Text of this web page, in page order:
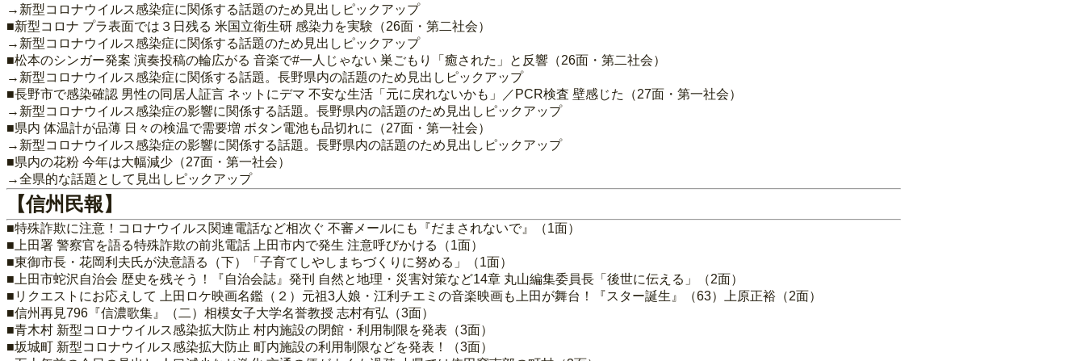
→新型コロナウイルス感染症に関係する話題のため見出しピックアップ
■新型コロナ プラ表面では３日残る 米国立衛生研 感染力を実験（26面・第二社会）
→新型コロナウイルス感染症に関係する話題のため見出しピックアップ
■松本のシンガー発案 演奏投稿の輪広がる 音楽で#一人じゃない 巣ごもり「癒された」と反響（26面・第二社会）
→新型コロナウイルス感染症に関係する話題。長野県内の話題のため見出しピックアップ
■長野市で感染確認 男性の同居人証言 ネットにデマ 不安な生活「元に戻れないかも」／PCR検査 壁感じた（27面・第一社会）
→新型コロナウイルス感染症の影響に関係する話題。長野県内の話題のため見出しピックアップ
■県内 体温計が品薄 日々の検温で需要増 ボタン電池も品切れに（27面・第一社会）
→新型コロナウイルス感染症の影響に関係する話題。長野県内の話題のため見出しピックアップ
■県内の花粉 今年は大幅減少（27面・第一社会）
→全県的な話題として見出しピックアップ
【信州民報】
■特殊詐欺に注意！コロナウイルス関連電話など相次ぐ 不審メールにも『だまされないで』（1面）
■上田署 警察官を語る特殊詐欺の前兆電話 上田市内で発生 注意呼びかける（1面）
■東御市長・花岡利夫氏が決意語る（下）「子育てしやしまちづくりに努める」（1面）
■上田市蛇沢自治会 歴史を残そう！『自治会誌』発刊 自然と地理・災害対策など14章 丸山編集委員長「後世に伝える」（2面）
■リクエストにお応えして 上田ロケ映画名鑑（２）元祖3人娘・江利チエミの音楽映画も上田が舞台！『スター誕生』（63）上原正裕（2面）
■信州再見796『信濃歌集』（二）相模女子大学名誉教授 志村有弘（3面）
■青木村 新型コロナウイルス感染拡大防止 村内施設の閉館・利用制限を発表（3面）
■坂城町 新型コロナウイルス感染拡大防止 町内施設の利用制限などを発表！（3面）